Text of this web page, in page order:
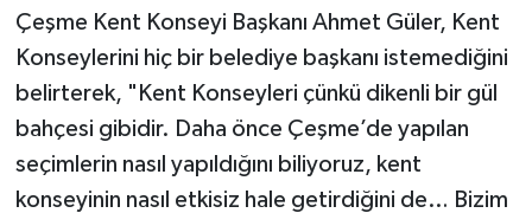
Çeşme Kent Konseyi Başkanı Ahmet Güler, Kent
Konseylerini hiç bir belediye başkanı istemediğini
belirterek, "Kent Konseyleri çünkü dikenli bir gül
bahçesi gibidir. Daha önce Çeşme’de yapılan
seçimlerin nasıl yapıldığını biliyoruz, kent
konseyinin nasıl etkisiz hale getirdiğini de… Bizim